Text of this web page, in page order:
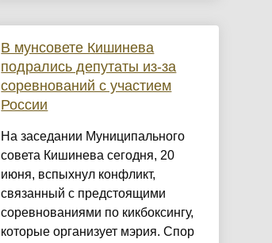
В мунсовете Кишинева
подрались депутаты из-за
соревнований с участием
России
На заседании Муниципального
совета Кишинева сегодня, 20
июня, вспыхнул конфликт,
связанный с предстоящими
соревнованиями по кикбоксингу,
которые организует мэрия. Спор